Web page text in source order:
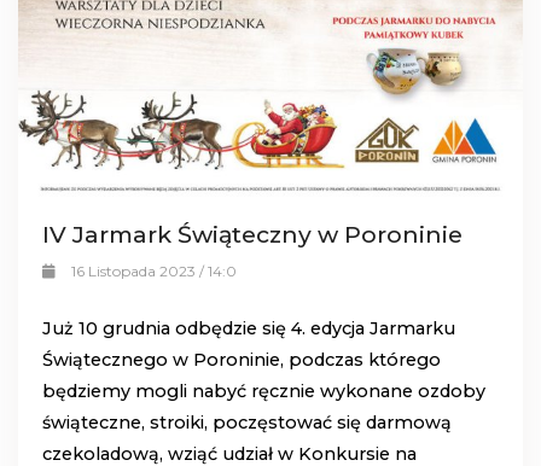
IV Jarmark Świąteczny w Poroninie
16 Listopada 2023 / 14:0
Już 10 grudnia odbędzie się 4. edycja Jarmarku
Świątecznego w Poroninie, podczas którego
będziemy mogli nabyć ręcznie wykonane ozdoby
świąteczne, stroiki, poczęstować się darmową
czekoladową, wziąć udział w Konkursie na